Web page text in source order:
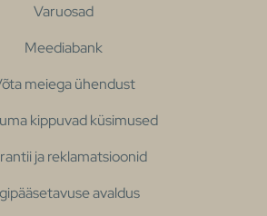
Varuosad
Meediabank
meiega ühendust
kippuvad küsimused
ja reklamatsioonid
avaldus